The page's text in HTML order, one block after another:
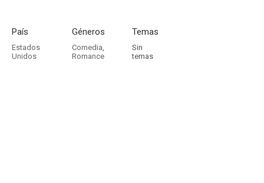
País
Estados
Unidos
Géneros
Comedia,
Romance
Temas
Sin
temas